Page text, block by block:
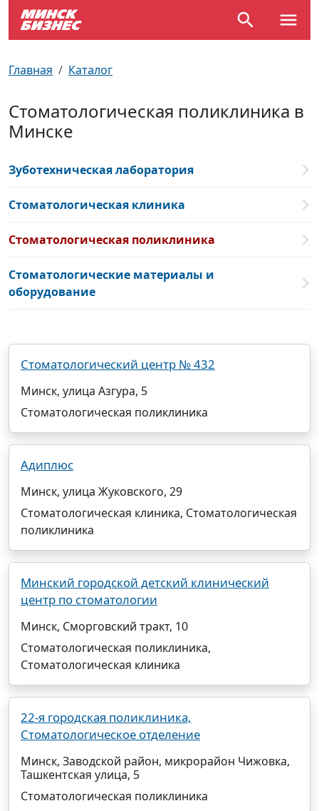
Главная Каталог
Стоматологическая поликлиника в
Минске
Зуботехническая лаборатория
Стоматологическая клиника
Стоматологическая поликлиника
Стоматологические материалы и
оборудование
Стоматологический центр № 432
Минск, улица Азгура, 5
Стоматологическая поликлиника
Адиплюс
Минск, улица Жуковского, 29
Стоматологическая клиника, Стоматологическая
поликлиника
Минский городской детский клинический
центр по стоматологии
Минск, Сморговский тракт, 10
Стоматологическая поликлиника,
Стоматологическая клиника
22-я городская поликлиника,
Стоматологическое отделение
Минск, Заводской район, микрорайон Чижовка,
Ташкентская улица, 5
Стоматологическая поликлиника
Возле метро
Почтовые индексы
Улицы Минска
Производственный календарь
Документы для ЗАГСа
Схема метро
Пробки на дорогах
Самолеты